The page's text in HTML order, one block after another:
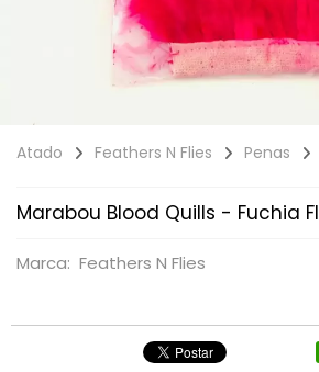
Atado Feathers N Flies Penas
Marabou Blood Quills - Fuchia Fl
Marca: Feathers N Flies